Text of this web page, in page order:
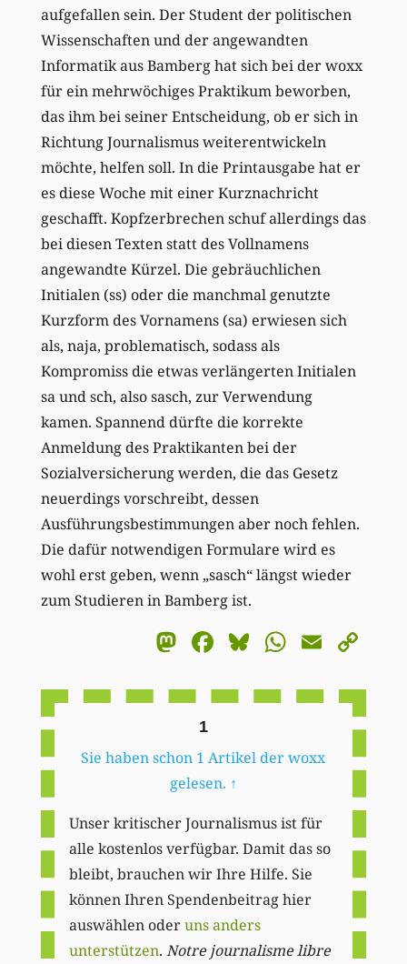
aufgefallen sein. Der Student der politischen
Wissenschaften und der angewandten
Informatik aus Bamberg hat sich bei der woxx
für ein mehrwöchiges Praktikum beworben,
das ihm bei seiner Entscheidung, ob er sich in
Richtung Journalismus weiterentwickeln
möchte, helfen soll. In die Printausgabe hat er
es diese Woche mit einer Kurznachricht
geschafft. Kopfzerbrechen schuf allerdings das
bei diesen Texten statt des Vollnamens
angewandte Kürzel. Die gebräuchlichen
Initialen (ss) oder die manchmal genutzte
Kurzform des Vornamens (sa) erwiesen sich
als, naja, problematisch, sodass als
Kompromiss die etwas verlängerten Initialen
sa und sch, also sasch, zur Verwendung
kamen. Spannend dürfte die korrekte
Anmeldung des Praktikanten bei der
Sozialversicherung werden, die das Gesetz
neuerdings vorschreibt, dessen
Ausführungsbestimmungen aber noch fehlen.
Die dafür notwendigen Formulare wird es
wohl erst geben, wenn „sasch“ längst wieder
zum Studieren in Bamberg ist.
Mastodon
Facebook
BlueskyEmail
1
Sie haben schon 1 Artikel der woxx
gelesen. ↑
Unser kritischer Journalismus ist für
alle kostenlos verfügbar. Damit das so
bleibt, brauchen wir Ihre Hilfe. Sie
können Ihren Spendenbeitrag hier
auswählen oderuns anders
unterstützen. Notre journalisme libre